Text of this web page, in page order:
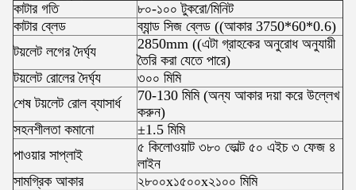
কাটার গতি
৮০-১০০ টুকরো/মিনিট
কাটার ব্লেড
ব্যান্ড সিজ ব্লেড ((আকার 3750*60*0.6)
টয়লেট লগের দৈর্ঘ্য
2850mm ((এটা গ্রাহকের অনুরোধ অনুযায়ী
তৈরি করা যেতে পারে)
টয়লেট রোলের দৈর্ঘ্য
৩০০ মিমি
শেষ টয়লেট রোল ব্যাসার্ধ
70-130 মিমি (অন্য আকার দয়া করে উল্লেখ
করুন)
সহনশীলতা কমানো
±1.5 মিমি
পাওয়ার সাপ্লাই
৫ কিলোওয়াট ৩৮০ ভোল্ট ৫০ এইচ ৩ ফেজ ৪
লাইন
সামগ্রিক আকার
২৮০০x১৫০০x২১০০ মিমি